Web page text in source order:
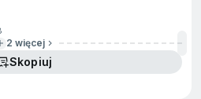
2 więcej
Skopiuj